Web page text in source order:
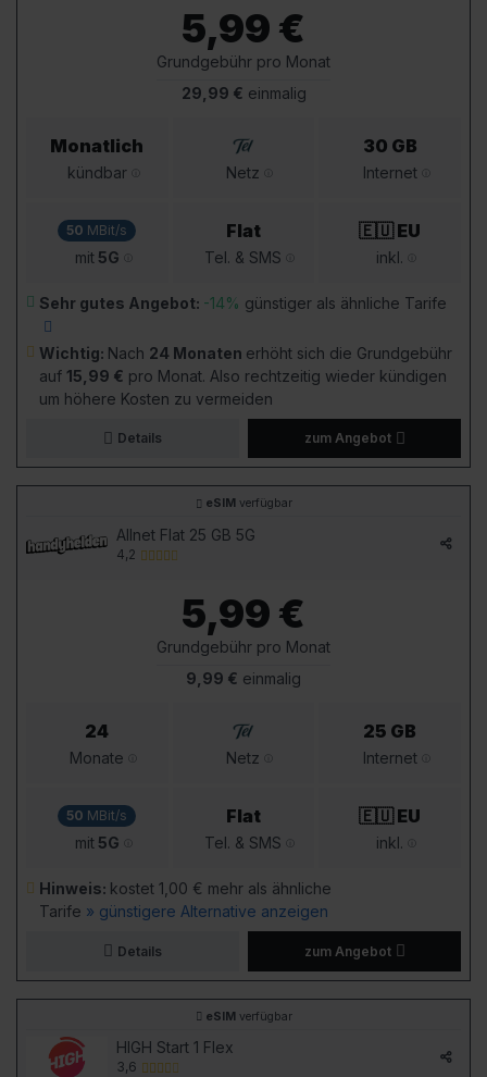
5,99 €
Grundgebühr pro Monat
29,99 € einmalig
Monatlich
kündbar Netz
30 GB
Internet
50 MBit/s
mit5G
Flat
Tel. & SMS
🇪🇺 EU
inkl.
Sehr gutes Angebot: -14% günstiger als ähnliche Tarife
Wichtig: Nach 24 Monaten erhöht sich die Grundgebühr
auf 15,99 € pro Monat. Also rechtzeitig wieder kündigen
um höhere Kosten zu vermeiden
Details zum Angebot
eSIM verfügbar
Allnet Flat 25 GB 5G
4,2
5,99 €
Grundgebühr pro Monat
9,99 € einmalig
24
Monate Netz
25 GB
Internet
50 MBit/s
mit5G
Flat
Tel. & SMS
🇪🇺 EU
inkl.
Hinweis: kostet 1,00 € mehr als ähnliche
Tarife » günstigere Alternative anzeigen
Details zum Angebot
eSIMverfügbar
HIGH Start 1 Flex
3,6